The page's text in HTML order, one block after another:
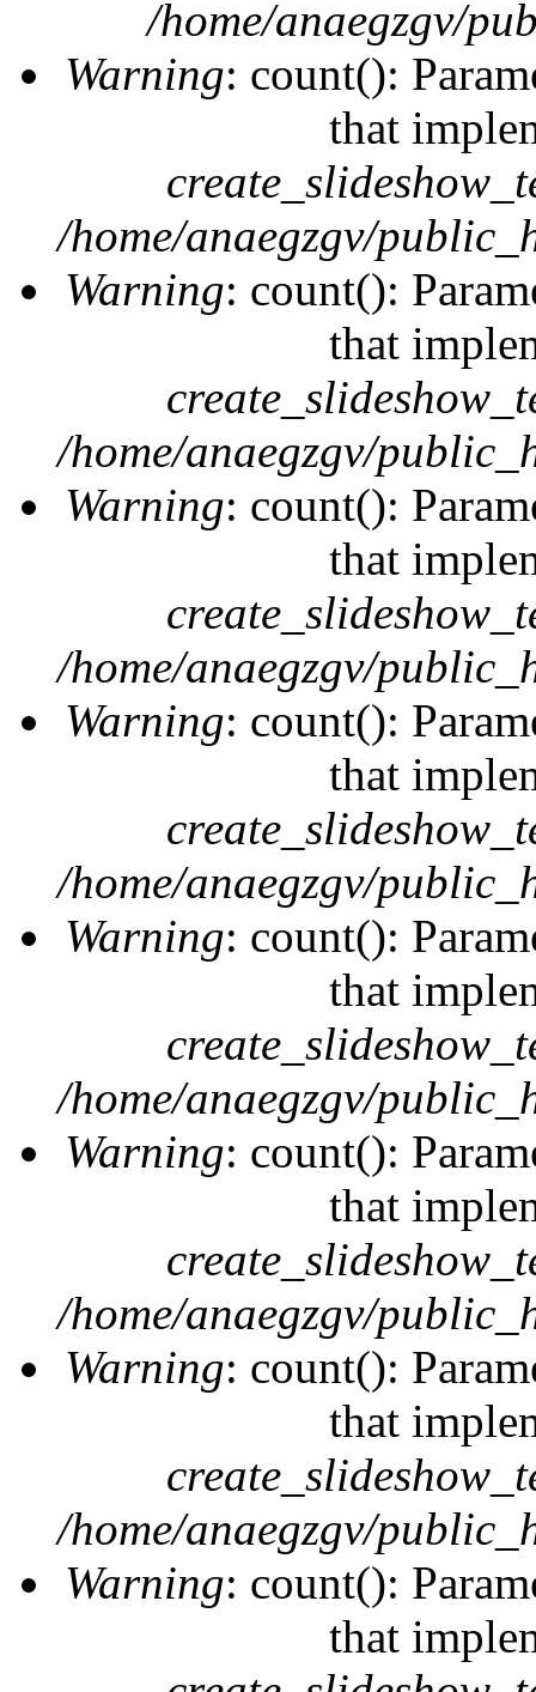
/home/anaegzgv/
Warning: count():
that
/home/anaegzgv/
Warning: count():
that
/home/anaegzgv/
Warning: count():
that
/home/anaegzgv/
Warning: count():
that
/home/anaegzgv/
Warning: count():
that
/home/anaegzgv/
Warning: count():
that
/home/anaegzgv/
Warning: count():
that
/home/anaegzgv/
Warning: count():
that